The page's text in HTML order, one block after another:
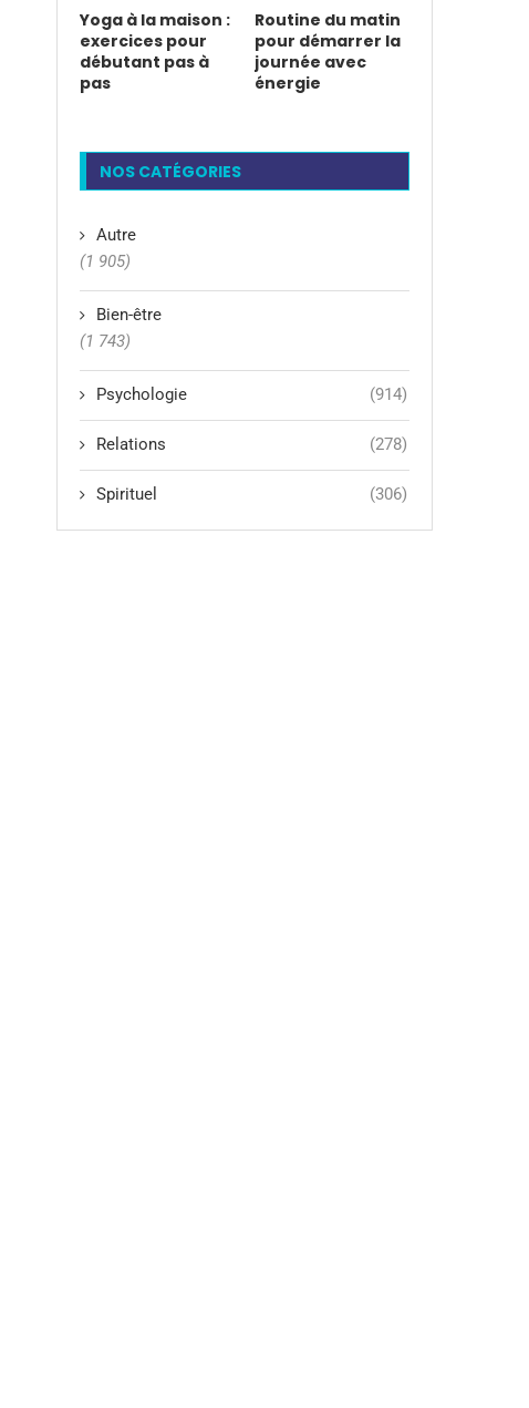
Yoga à la maison :
exercices pour
débutant pas à
pas
Routine du matin
pour démarrer la
journée avec
énergie
NOS CATÉGORIES
Autre
(1 905)
Bien-être
(1 743)
Psychologie (914)
Relations (278)
Spirituel (306)